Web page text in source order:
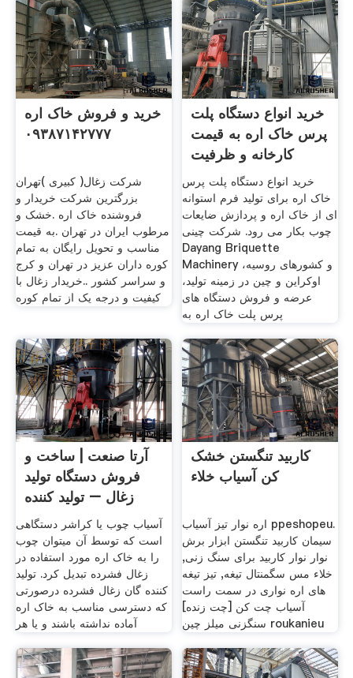
خرید و فروش خاک اره
۰۹۳۸۷۱۴۲۷۷۷
شرکت زغال( کبیری )تهران
بزرگترین شرکت خریدار و
فروشنده خاک اره .خشک و
مرطوب ایران در تهران .به قیمت
مناسب و تحویل رایگان به تمام
کوره داران عزیز در تهران و کرج
و سراسر کشور ..خریدار زغال با
کیفیت و درجه یک از تمام کوره
خرید انواع دستگاه پلت
پرس خاک اره به قیمت
کارخانه و ظرفیت
خرید انواع دستگاه پلت پرس
خاک اره برای تولید فرم استوانه
ای از خاک اره و پردازش ضایعات
چوب بکار می رود. شرکت چینی
Dayang Briquette
Machinery و کشورهای روسیه،
اوکراین و چین در زمینه تولید،
عرضه و فروش دستگاه های
پرس پلت خاک اره به
آرتا صنعت | ساخت و
فروش دستگاه تولید
زغال – تولید کننده
آسیاب چوب یا کراشر دستگاهی
است که توسط آن میتوان چوب
را به خاک اره مورد استفاده در
زغال فشرده تبدیل کرد. تولید
کننده گان زغال فشرده درصورتی
که دسترسی مناسب به خاک اره
آماده نداشته باشند و یا هر
کاربید تنگستن خشک
کن آسیاب خلاء
اره نوار تیز آسیاب ppeshopeu.
سیمان کاربید تنگستن ابزار برش
نوار نوار کاربید برای سنگ زنی,
خلاء مس سگمنتال تیغه, تیز تیغه
های اره نواری در سمت راست
آسیاب چت کن [چت زنده]
سنگزنی میلز چین roukanieu